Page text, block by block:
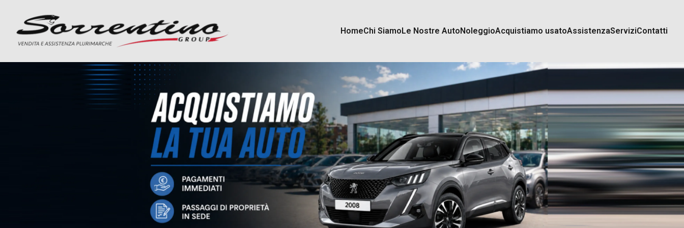
HomeChi SiamoLe Nostre AutoNoleggioAcquistiamo usatoAssistenzaServiziContatti